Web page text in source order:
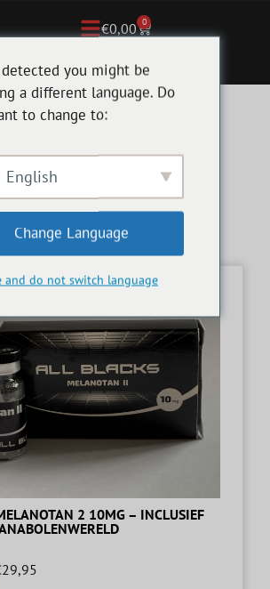
€0,00 0
ANABOLEN
2 10MG – INCLUSIEF
29,95
you might be
a different language. Do
to change to:
English
Change Language
and do not switch language